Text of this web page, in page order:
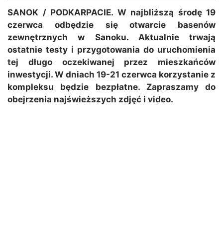
SANOK / PODKARPACIE. W najbliższą środę 19
czerwca odbędzie się otwarcie basenów
zewnętrznych w Sanoku. Aktualnie trwają
ostatnie testy i przygotowania do uruchomienia
tej długo oczekiwanej przez mieszkańców
inwestycji. W dniach 19-21 czerwca korzystanie z
kompleksu będzie bezpłatne. Zapraszamy do
obejrzenia najświeższych zdjęć i video.